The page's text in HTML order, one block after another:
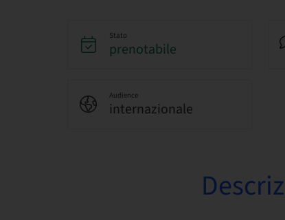
Stato
prenotabile
Audience
internazionale